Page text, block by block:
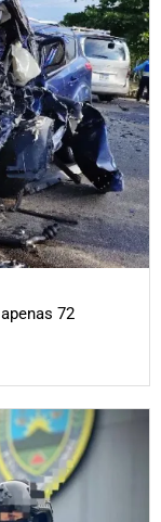
72